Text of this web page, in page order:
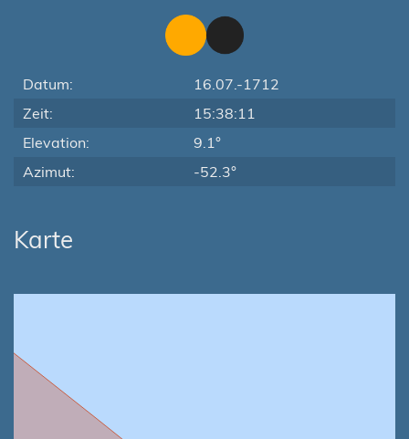
Datum:
16.07.-1712
Zeit:
15:38:11
Elevation:
9.1°
Azimut:
-52.3°
Karte